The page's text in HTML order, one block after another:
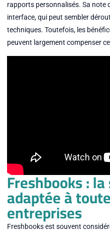
rapports personnalisés. Sa note
interface, qui peut sembler
techniques. Toutefois, les
peuvent largement compenser
Freshbooks :
adaptée à
entreprises
Freshbooks est souvent